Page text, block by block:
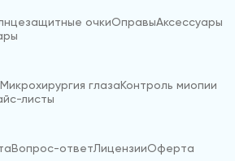
очкиОправыАксессуары
Микрохирургия глазаКонтроль миопии
листы
Вопрос-ответЛицензииОферта